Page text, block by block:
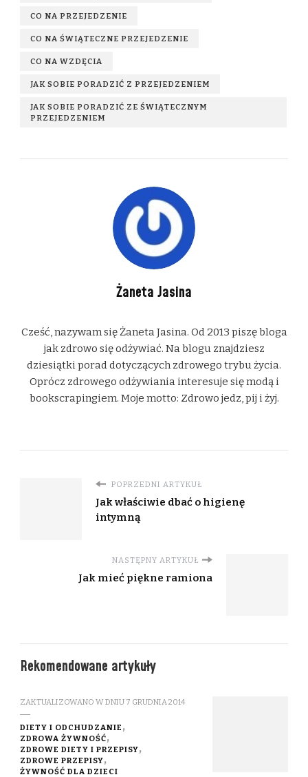
CO NA PRZEJEDZENIE
CO NA ŚWIĄTECZNE PRZEJEDZENIE
CO NA WZDĘCIA
JAK SOBIE PORADZIĆ Z PRZEJEDZENIEM
JAK SOBIE PORADZIĆ ZE ŚWIĄTECZNYM
PRZEJEDZENIEM
Żaneta Jasina
Cześć, nazywam się Żaneta Jasina. Od 2013 piszę bloga
jak zdrowo się odżywiać. Na blogu znajdziesz
dziesiątki porad dotyczących zdrowego trybu życia.
Oprócz zdrowego odżywiania interesuje się modą i
bookscrapingiem. Moje motto: Zdrowo jedz, pij i żyj.
POPRZEDNI ARTYKUŁ
Jak właściwie dbać o higienę
intymną
NASTĘPNY ARTYKUŁ
Jak mieć piękne ramiona
Rekomendowane artykuły
ZAKTUALIZOWANO W DNIU 7 GRUDNIA 2014
DIETY I ODCHUDZANIE
ZDROWA ŻYWNOŚĆ
ZDROWE DIETY I PRZEPISY
ZDROWE PRZEPISY
ŻYWNOŚĆ DLA DZIECI